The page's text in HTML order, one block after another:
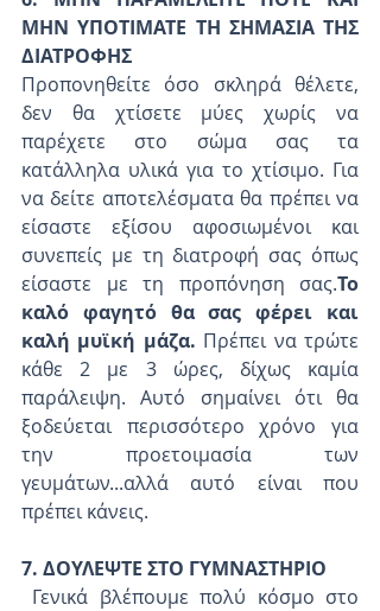
ΜΗΝ ΥΠΟΤΙΜΑΤΕ ΤΗ ΣΗΜΑΣΙΑ ΤΗΣ
ΔΙΑΤΡΟΦΗΣ
Προπονηθείτε όσο σκληρά θέλετε,
δεν θα χτίσετε μύες χωρίς να
παρέχετε στο σώμα σας τα
κατάλληλα υλικά για το χτίσιμο. Για
να δείτε αποτελέσματα θα πρέπει να
είσαστε εξίσου αφοσιωμένοι και
συνεπείς με τη διατροφή σας όπως
είσαστε με τη προπόνηση σας.Το
καλό φαγητό θα σας φέρει και
καλή μυϊκή μάζα. Πρέπει να τρώτε
κάθε 2 με 3 ώρες, δίχως καμία
παράλειψη. Αυτό σημαίνει ότι θα
ξοδεύεται περισσότερο χρόνο για
την προετοιμασία των
γευμάτων...αλλά αυτό είναι που
πρέπει κάνεις.
7. ΔΟΥΛΕΨΤΕ ΣΤΟ ΓΥΜΝΑΣΤΗΡΙΟ